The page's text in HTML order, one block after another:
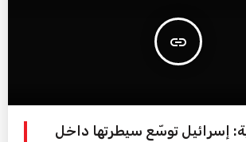
insert_link
إسرائيل توسّع سيطرتها داخل